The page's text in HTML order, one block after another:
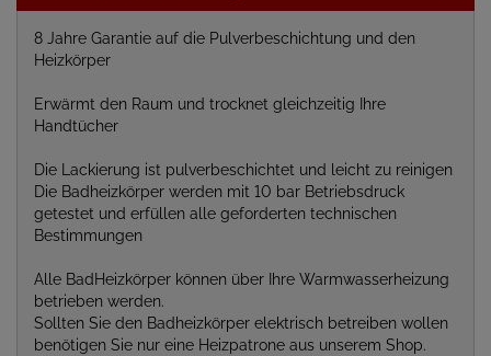
8 Jahre Garantie auf die Pulverbeschichtung und den
Heizkörper
Erwärmt den Raum und trocknet gleichzeitig Ihre
Handtücher
Die Lackierung ist pulverbeschichtet und leicht zu reinigen
Die Badheizkörper werden mit 10 bar Betriebsdruck
getestet und erfüllen alle geforderten technischen
Bestimmungen
Alle BadHeizkörper können über Ihre Warmwasserheizung
betrieben werden.
Sollten Sie den Badheizkörper elektrisch betreiben wollen
benötigen Sie nur eine Heizpatrone aus unserem Shop.